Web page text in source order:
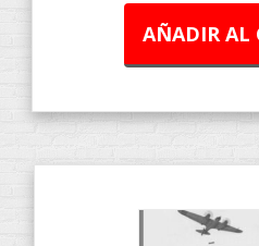
AÑADIR AL